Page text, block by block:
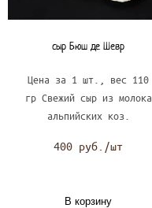
сыр Бюш де Шевр
Цена за 1 шт., вес 110
гр Свежий сыр из молока
альпийских коз.
400 руб./шт
В корзину